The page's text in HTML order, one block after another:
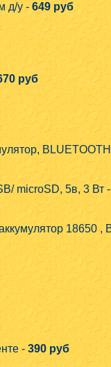
д/у - 649 руб
руб
microSD, 5в, 3 Вт
18650
- 390 руб